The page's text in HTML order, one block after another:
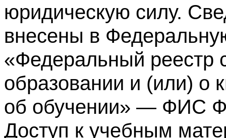
юридическую силу.
внесены в
«Федеральный реестр
образовании и (или) о
об обучении» — ФИС
Доступ к учебным